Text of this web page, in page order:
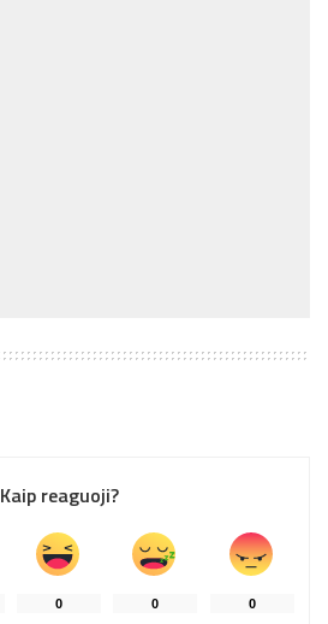
Kaip reaguoji?
0 0 0